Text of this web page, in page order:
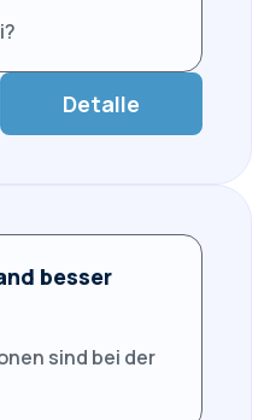
Detalle
besser
sind bei der